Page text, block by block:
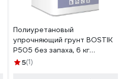
Полиуретановый
упрочняющий грунт BOSTIK
P505 без запаха, 6 кг
50015817
5(1)